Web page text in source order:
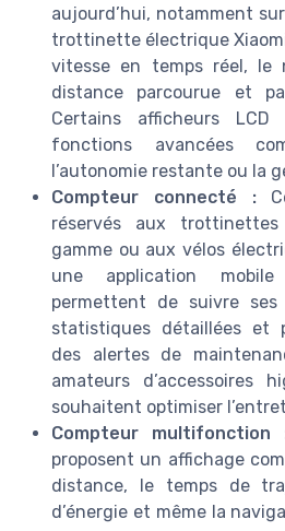
aujourd’hui, notamment
trottinette électrique
vitesse en temps réel, le
distance parcourue et
Certains afficheurs
fonctions avancées
l’autonomie restante ou la
Compteur connecté :
réservés aux
gamme ou aux vélos
une application
permettent de suivre ses
statistiques détaillées et
des alertes de
amateurs d’accessoires
souhaitent optimiser
Compteur multifonction
proposent un affichage
distance, le temps de
d’énergie et même la